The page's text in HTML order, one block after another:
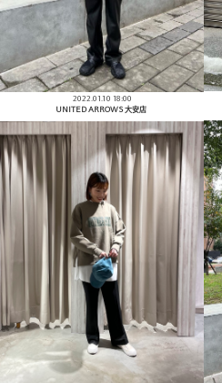
2022.01.10 18:00
UNITED ARROWS 大安店